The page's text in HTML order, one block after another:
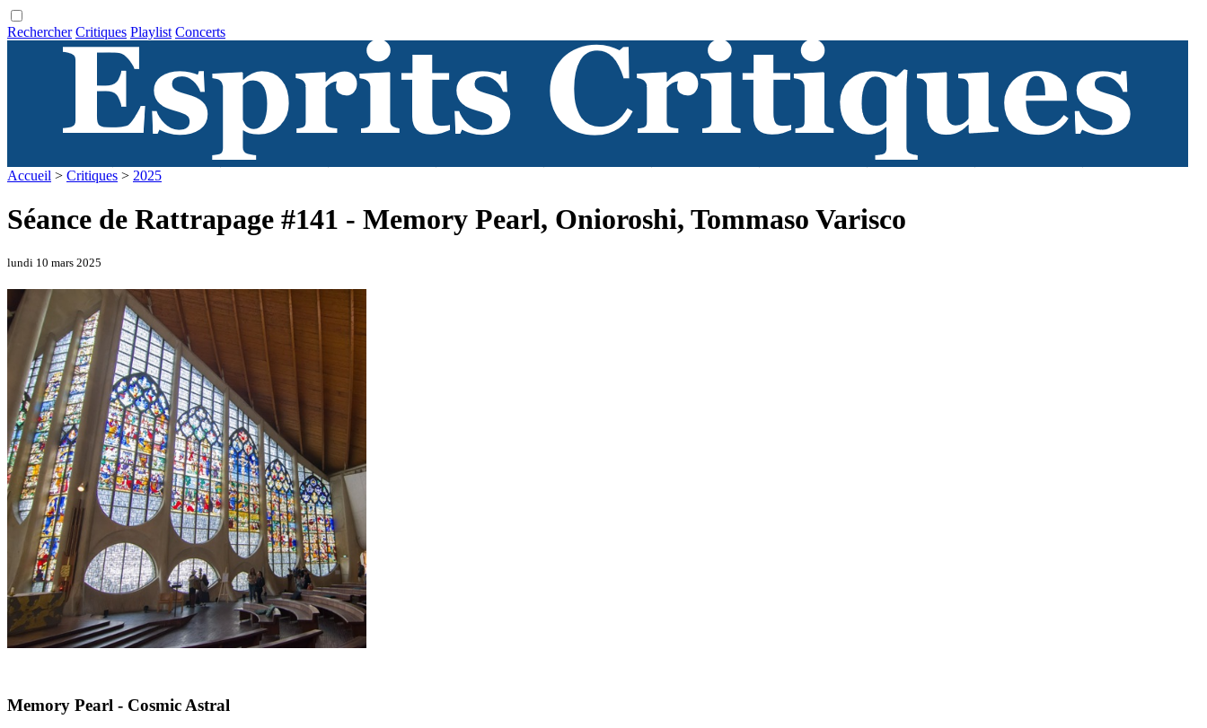
Rechercher Critiques Playlist Concerts
Accueil > Critiques > 2025
Séance de Rattrapage #141 - Memory Pearl, Onioroshi, Tommaso Varisco
lundi 10 mars 2025
Memory Pearl - Cosmic Astral